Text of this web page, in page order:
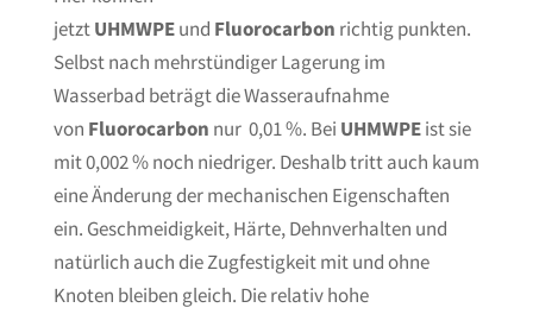
jetztUHMWPEund Fluorocarbon richtig punkten.
Selbst nach mehrstündiger Lagerung im
Wasserbad beträgt die Wasseraufnahme
von Fluorocarbon nur 0,01 %. Bei UHMWPEist sie
mit 0,002 % noch niedriger. Deshalb tritt auch kaum
eine Änderung der mechanischen Eigenschaften
ein. Geschmeidigkeit, Härte, Dehnverhalten und
natürlich auch die Zugfestigkeit mit und ohne
Knoten bleiben gleich. Die relativ hohe